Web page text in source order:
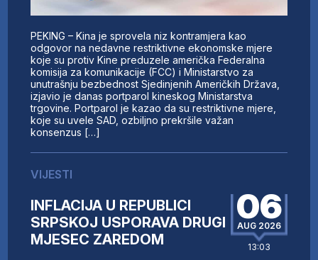
PEKING – Kina je sprovela niz kontramjera kao
odgovor na nedavne restriktivne ekonomske mjere
koje su protiv Kine preduzele američka Federalna
komisija za komunikacije (FCC) i Ministarstvo za
unutrašnju bezbednost Sjedinjenih Američkih Država,
izjavio je danas portparol kineskog Ministarstva
trgovine. Portparol je kazao da su restriktivne mjere,
koje su uvele SAD, ozbiljno prekršile važan
konsenzus […]
VIJESTI
INFLACIJA U REPUBLICI
SRPSKOJ USPORAVA DRUGI
MJESEC ZAREDOM
06
AUG 2026
13:03